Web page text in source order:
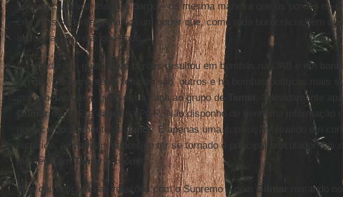
apegue cada vez mais ao cargo – da mesma maneira que os porões na
crie ilhas de excelência em um poder que, como toda burocracia, tem
ao formalismo e à igualdade.
Na ditadura, a guerra dos porões resultou em bombas na OAB e em
jornais. Obviamente os tempos são outros e há bombas políticas mais
maior octanagem, que será a caça ao grupo de
– devidamente
Gilmarno STF, e Janot na PGR. Não disponho de nenhuma informação
novo comportamento de Janot. É apenas uma suposição levando em
histórico, ainda mais depois de ter se tornado o principal articulador das
que levaram Temerao poder.
Mas como ficarão as relações com o Supremo – com Gilmar matando